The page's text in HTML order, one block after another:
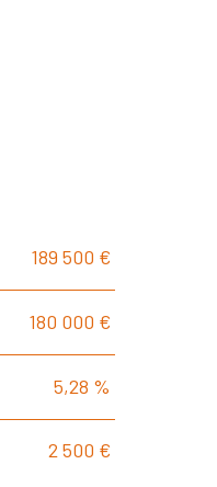
189 500 €
180 000 €
5,28 %
2 500 €